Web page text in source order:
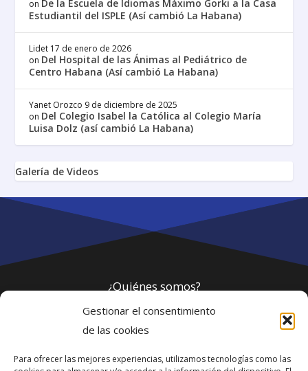
Gestionar el consentimiento
de las cookies
Para ofrecer las mejores experiencias, utilizamos tecnologías como las
on De la Escuela de Idiomas Máximo Gorki a la Casa
Estudiantil del ISPLE (Así cambió La Habana)
Lidet 17 de enero de 2026
on Del Hospital de las Ánimas al Pediátrico de
Centro Habana (Así cambió La Habana)
Yanet Orozco 9 de diciembre de 2025
on Del Colegio Isabel la Católica al Colegio María
Luisa Dolz (así cambió La Habana)
Galería de Videos
¿Quiénes somos?
Política de privacidad
Webmaster